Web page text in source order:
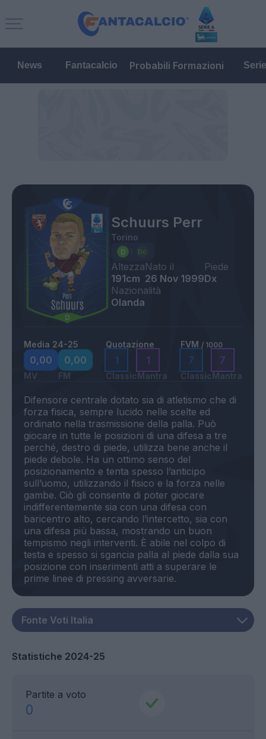
News Fantacalcio Probabili Formazioni
Schuurs Perr
Torino
Altezza
191cm
Nato il
26 Nov 1999
Piede
Dx
Nazionalità
Olanda
Media 24-25
0,00
MV
0,00
FM
Quotazione
1
Classic
1
Mantra
FVM / 1000
7
Classic
7
Mantra
Difensore centrale dotato sia di atletismo che di
forza fisica, sempre lucido nelle scelte ed
ordinato nella trasmissione della palla. Può
giocare in tutte le posizioni di una difesa a tre
perché, destro di piede, utilizza bene anche il
piede debole. Ha un ottimo senso del
posizionamento e tenta spesso l’anticipo
sull’uomo, utilizzando il fisico e la forza nelle
gambe. Ciò gli consente di poter giocare
indifferentemente sia con una difesa con
baricentro alto, cercando l’intercetto, sia con
una difesa più bassa, mostrando un buon
tempismo negli interventi. È abile nel colpo di
testa e spesso si sgancia palla al piede dalla sua
posizione con inserimenti atti a superare le
Statistiche 2024-25
Partite a voto
0